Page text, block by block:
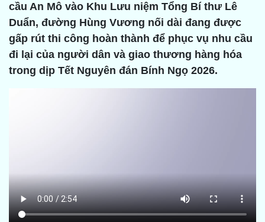
cầu An Mô vào Khu Lưu niệm Tổng Bí thư Lê
Duẩn, đường Hùng Vương nối dài đang được
gấp rút thi công hoàn thành để phục vụ nhu cầu
đi lại của người dân và giao thương hàng hóa
trong dịp Tết Nguyên đán Bính Ngọ 2026.